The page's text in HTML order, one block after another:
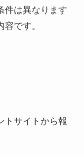
件は異なります
です。
トサイトから報